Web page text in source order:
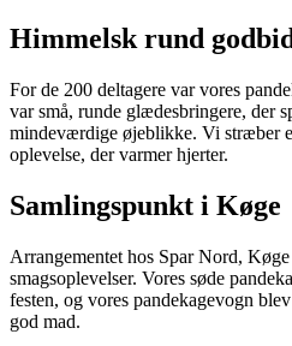
Himmelsk rund
For de 200 deltagere var vores
var små, runde glædesbringere, der
mindeværdige øjeblikke. Vi stræber
oplevelse, der varmer hjerter.
Samlingspunkt i Køge
Arrangementet hos Spar Nord,
smagsoplevelser. Vores søde
festen, og vores pandekagevogn
god mad.